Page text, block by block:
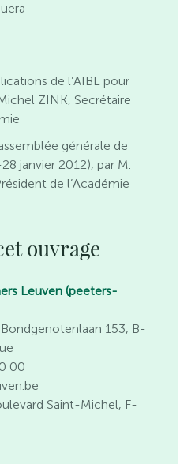
de l’AIBL pour
ZINK, Secrétaire
générale de
janvier 2012), par M.
de l’Académie
ouvrage
Leuven (peeters-
153, B-
00
Saint-Michel, F-